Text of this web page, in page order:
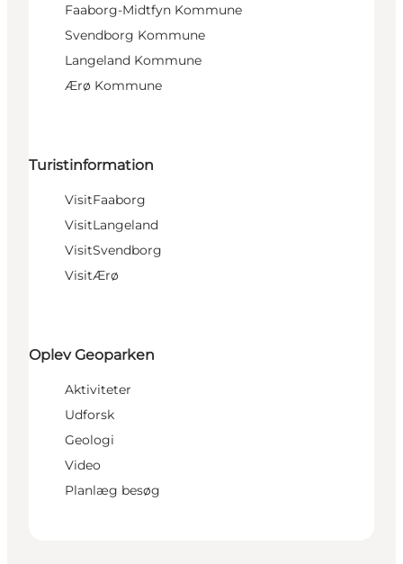
Faaborg-Midtfyn Kommune
Svendborg Kommune
Langeland Kommune
Ærø Kommune
Turistinformation
VisitFaaborg
VisitLangeland
VisitSvendborg
VisitÆrø
Oplev Geoparken
Aktiviteter
Udforsk
Geologi
Video
Planlæg besøg